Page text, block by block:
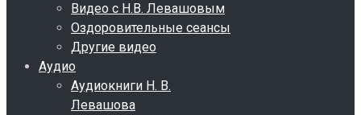
Видео с Н.В. Левашовым
Оздоровительные сеансы
Другие видео
Аудио
Аудиокниги Н. В.
Левашова